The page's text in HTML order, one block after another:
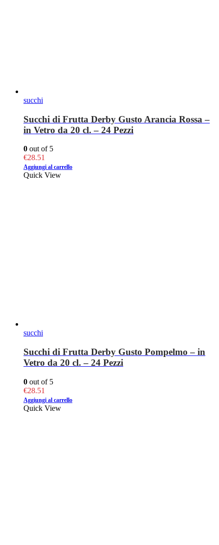
succhi
Succhi di Frutta Derby Gusto Arancia Rossa –
in Vetro da 20 cl. – 24 Pezzi
0 out of 5
€28.51
Aggiungi al carrello
Quick View
succhi
Succhi di Frutta Derby Gusto Pompelmo – in
Vetro da 20 cl. – 24 Pezzi
0 out of 5
€28.51
Aggiungi al carrello
Quick View